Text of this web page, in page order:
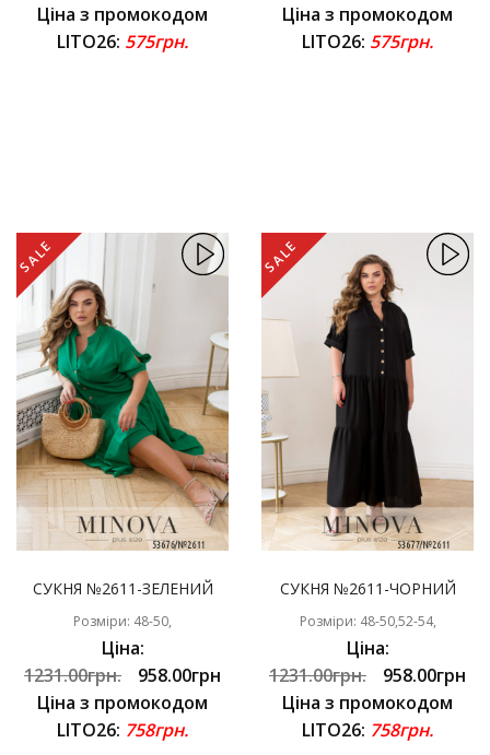
Ціна з промокодом
LITO26: 575грн.
Ціна з промокодом
LITO26: 575грн.
SALE
СУКНЯ №2611-ЗЕЛЕНИЙ
Розміри: 48-50,
Ціна:
1231.00грн.
958.00грн
Ціна з промокодом
LITO26: 758грн.
SALE
СУКНЯ №2611-ЧОРНИЙ
Розміри: 48-50,52-54,
Ціна:
1231.00грн.
958.00грн
Ціна з промокодом
LITO26: 758грн.